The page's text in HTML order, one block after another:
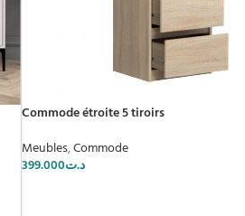
Commode étroite 5 tiroirs
Meubles,Commode
د.ت399.000